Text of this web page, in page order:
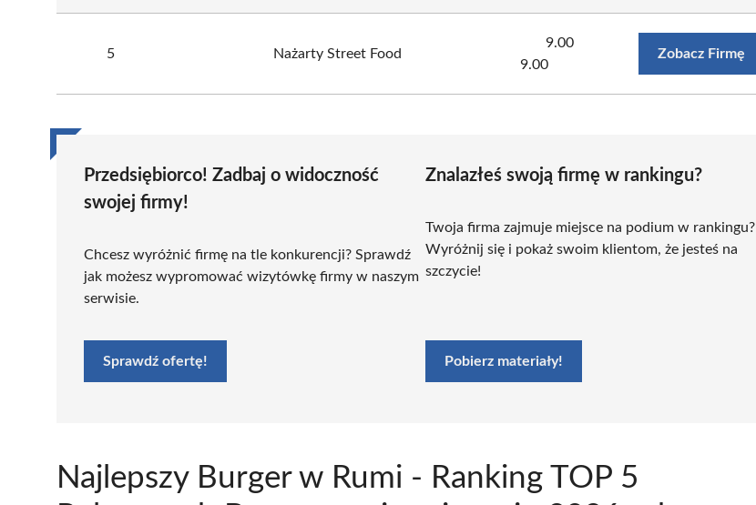
5 Nażarty Street Food
9.00
9.00
Zobacz Firmę
Przedsiębiorco! Zadbaj o widoczność
swojej firmy!
Chcesz wyróżnić firmę na tle konkurencji? Sprawdź
jak możesz wypromować wizytówkę firmy w naszym
serwisie.
Sprawdź ofertę!
Znalazłeś swoją firmę w rankingu?
Twoja firma zajmuje miejsce na podium w rankingu?
Wyróżnij się i pokaż swoim klientom, że jesteś na
szczycie!
Pobierz materiały!
Najlepszy Burger w Rumi - Ranking TOP 5